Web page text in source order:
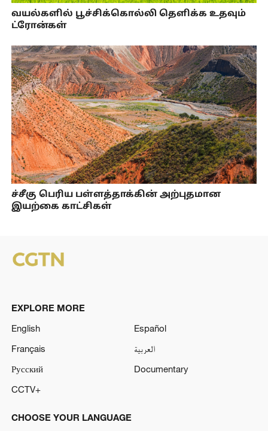
வயல்களில் பூச்சிக்கொல்லி தெளிக்க உதவும்
ட்ரோன்கள்
ச்சீகு பெரிய பள்ளத்தாக்கின் அற்புதமான
இயற்கை காட்சிகள்
EXPLORE MORE
English
Español
Français
العربية
Русский
Documentary
CCTV+
CHOOSE YOUR LANGUAGE